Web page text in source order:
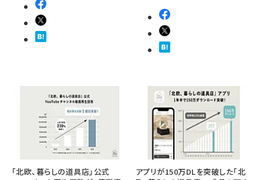
「北欧、暮らしの道具店」公式
アプリが150万DLを突破した「北